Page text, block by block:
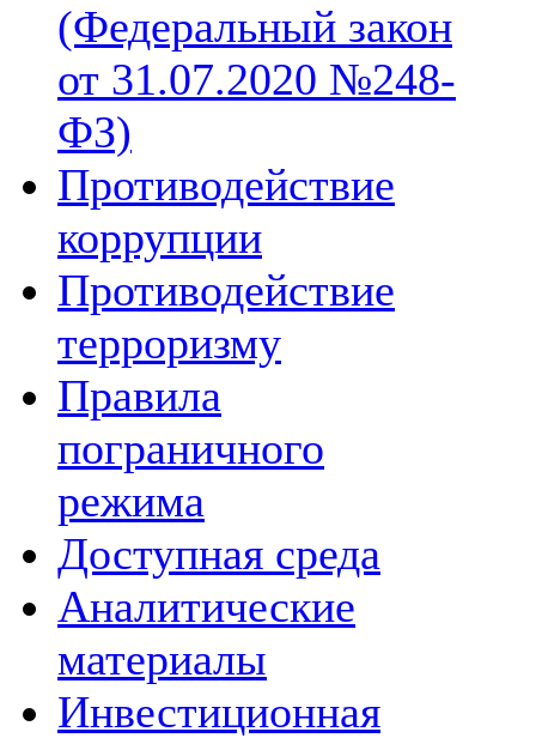
(Федеральный закон
от 31.07.2020 №248-
ФЗ)
Противодействие
коррупции
Противодействие
терроризму
Правила
пограничного
режима
Доступная среда
Аналитические
материалы
Инвестиционная